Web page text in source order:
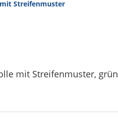
Streifenmuster
mit Streifenmuster, grün